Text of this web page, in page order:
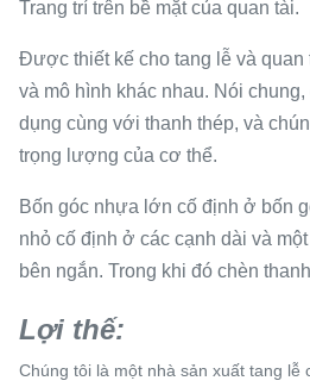
Trang trí trên bề mặt của quan tài.
Được thiết kế cho tang lễ và quan
và mô hình khác nhau. Nói
dụng cùng với thanh thép, và
trọng lượng của cơ thể.
Bốn góc nhựa lớn cố định ở bốn
nhỏ cố định ở các cạnh dài và
bên ngắn. Trong khi đó chèn
Lợi thế:
Chúng tôi là một nhà sản xuất tang lễ